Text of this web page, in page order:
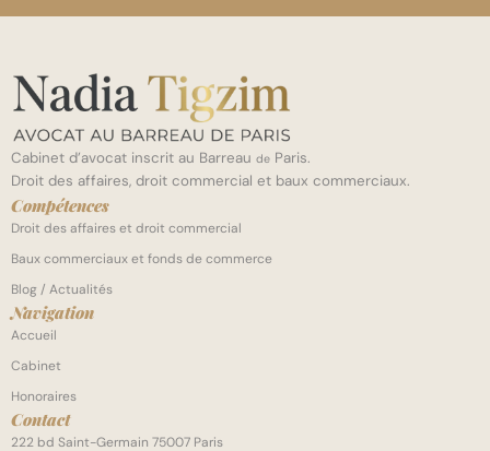
Cabinet d’avocat inscrit au Barreau de Paris.
Droit des affaires, droit commercial et baux commerciaux.
Compétences
Droit des affaires et droit commercial
Baux commerciaux et fonds de commerce
Blog / Actualités
Navigation
Accueil
Cabinet
Honoraires
Contact
222 bd Saint-Germain 75007 Paris